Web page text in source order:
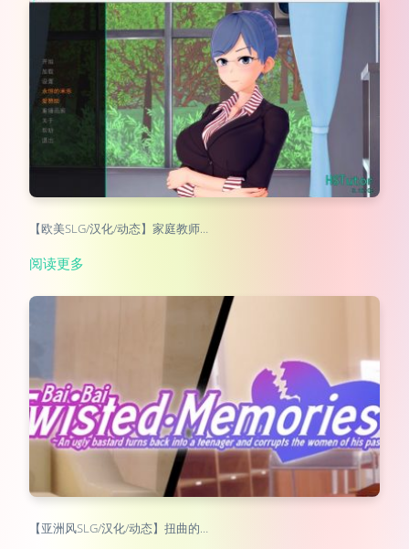
【欧美SLG/汉化/动态】家庭教师…
阅读更多
【亚洲风SLG/汉化/动态】扭曲的…